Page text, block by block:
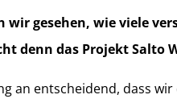
wir gesehen, wie viele
denn das Projekt Salto
an entscheidend, dass